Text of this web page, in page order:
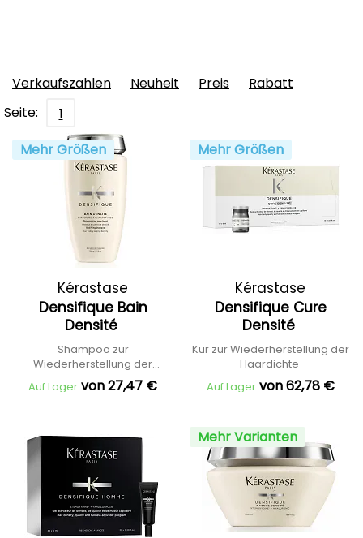
Verkaufszahlen Neuheit Preis
Rabatt
Seite:
1
Mehr Größen
Kérastase
Densifique Bain
Densité
Shampoo zur
Wiederherstellung der
Haardichte
Auf Lager von 27,47 €
Mehr Größen
Kérastase
Densifique Cure
Densité
Kur zur Wiederherstellung der
Haardichte
Auf Lager von 62,78 €
Mehr Varianten